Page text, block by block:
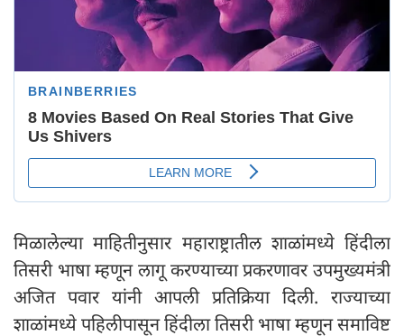
मिळालेल्या माहितीनुसार महाराष्ट्रातील शाळांमध्ये हिंदीला
तिसरी भाषा म्हणून लागू करण्याच्या प्रकरणावर उपमुख्यमंत्री
अजित पवार यांनी आपली प्रतिक्रिया दिली. राज्याच्या
शाळांमध्ये पहिलीपासून हिंदीला तिसरी भाषा म्हणून समाविष्ट